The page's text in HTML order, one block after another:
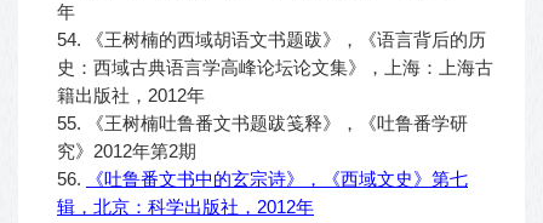
年
54. 《王树楠的西域胡语文书题跋》，《语言背后的历
史：西域古典语言学高峰论坛论文集》，上海：上海古
籍出版社，2012年
55. 《王树楠吐鲁番文书题跋笺释》，《吐鲁番学研
究》2012年第2期
56.
《吐鲁番文书中的玄宗诗》，《西域文史》第七
辑，北京：科学出版社，2012年